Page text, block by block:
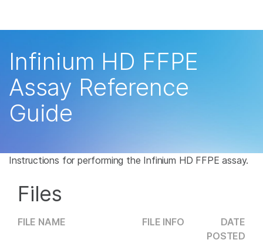
学习
推荐内容链接
Infinium HD FFPE
Assay Reference
Guide
Instructions for performing the Infinium HD FFPE assay.
Files
FILE NAME FILE INFO
DATE
POSTED
癌症研究
微生物学
农业基因组学
复杂疾病
临床肿瘤学
生殖健康
遗传病和罕见病